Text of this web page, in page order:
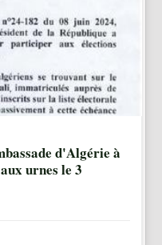
d'Algérie à
urnes le 3